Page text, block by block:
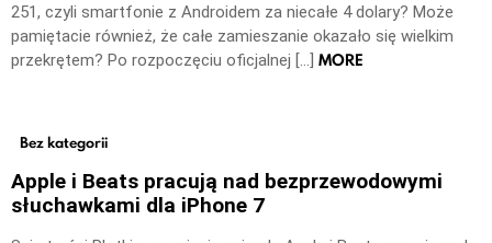
251, czyli smartfonie z Androidem za niecałe 4 dolary? Może
pamiętacie również, że całe zamieszanie okazało się wielkim
przekrętem? Po rozpoczęciu oficjalnej […] MORE
Bez kategorii
Apple i Beats pracują nad bezprzewodowymi
słuchawkami dla iPhone 7